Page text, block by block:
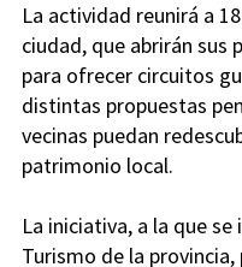
La actividad reunirá a
ciudad, que abrirán sus
para ofrecer circuitos
distintas propuestas
vecinas puedan
patrimonio local.
La iniciativa, a la que
Turismo de la